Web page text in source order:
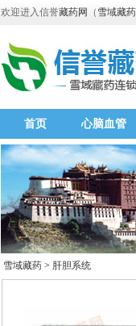
欢迎进入信誉藏药网 （ 雪域藏药
首页 心脑血管
雪域藏药> 肝胆系统